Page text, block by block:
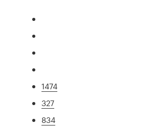
1474
327
834